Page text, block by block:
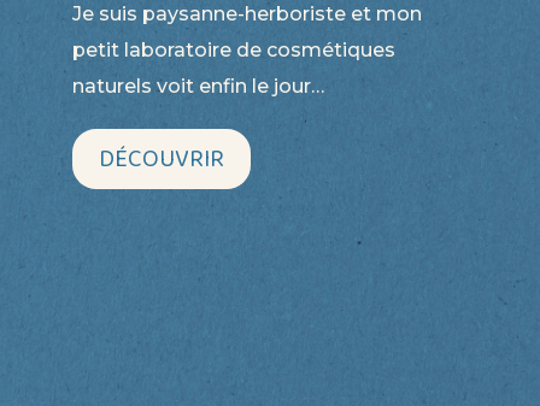
Je suis paysanne-herboriste et mon
petit laboratoire de cosmétiques
naturels voit enfin le jour…
DÉCOUVRIR